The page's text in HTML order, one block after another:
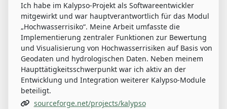
Ich habe im Kalypso-Projekt als Softwareentwickler
mitgewirkt und war hauptverantwortlich für das Modul
„Hochwasserrisiko“. Meine Arbeit umfasste die
Implementierung zentraler Funktionen zur Bewertung
und Visualisierung von Hochwasserrisiken auf Basis von
Geodaten und hydrologischen Daten. Neben meinem
Haupttätigkeitsschwerpunkt war ich aktiv an der
Entwicklung und Integration weiterer Kalypso-Module
beteiligt.
sourceforge.net/projects/kalypso